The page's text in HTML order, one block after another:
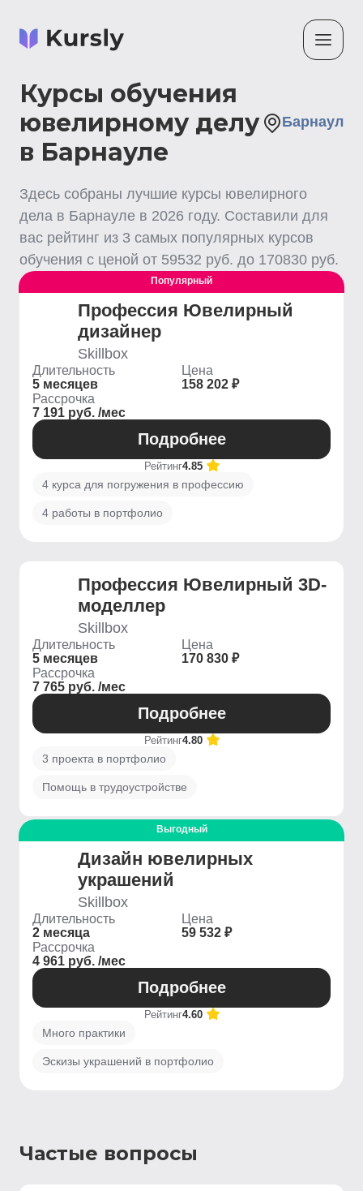
Курсы обучения
ювелирному делу
в Барнауле
Барнаул
Здесь собраны лучшие курсы ювелирного
дела в Барнауле в 2026 году. Составили для
вас рейтинг из 3 самых популярных курсов
обучения с ценой от 59532 руб. до 170830 руб.
Популярный
Профессия Ювелирный
дизайнер
Skillbox
Длительность
5 месяцев
Цена
158 202 ₽
Рассрочка
7 191 руб. /мес
Подробнее
Рейтинг4.85
4 курса для погружения в профессию
4 работы в портфолио
Профессия Ювелирный 3D-
моделлер
Skillbox
Длительность
5 месяцев
Цена
170 830 ₽
Рассрочка
7 765 руб. /мес
Подробнее
Рейтинг4.80
3 проекта в портфолио
Помощь в трудоустройстве
Выгодный
Дизайн ювелирных
украшений
Skillbox
Длительность
2 месяца
Цена
59 532 ₽
Рассрочка
4 961 руб. /мес
Подробнее
Рейтинг4.60
Много практики
Эскизы украшений в портфолио
Частые вопросы